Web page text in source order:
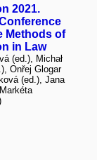
2021.
Methods of
in Law
(ed.), Michał
Onřej Glogar
(ed.), Jana